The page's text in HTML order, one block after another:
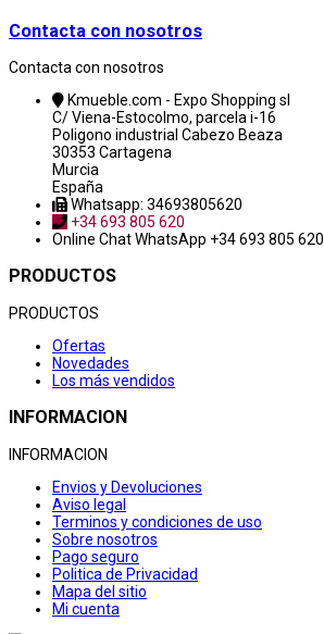
Contacta con nosotros
Contacta con nosotros
Kmueble.com - Expo Shopping sl
C/ Viena-Estocolmo, parcela i-16
Poligono industrial Cabezo Beaza
30353 Cartagena
Murcia
España
Whatsapp: 34693805620
+34 693 805 620
Online ChatWhatsApp +34 693 805 620
PRODUCTOS
PRODUCTOS
Ofertas
Novedades
Los más vendidos
INFORMACION
INFORMACION
Envios y Devoluciones
Aviso legal
Terminos y condiciones de uso
Sobre nosotros
Pago seguro
Politica de Privacidad
Mapa del sitio
Mi cuenta